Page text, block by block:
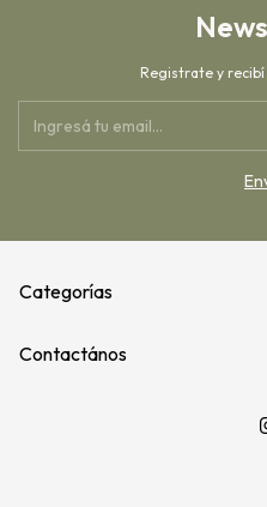
Registrate y recibí
Categorías
Contactános